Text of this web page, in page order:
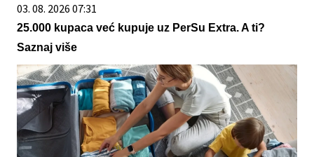
03. 08. 2026 07:31
25.000 kupaca već kupuje uz PerSu Extra. A ti?
Saznaj više